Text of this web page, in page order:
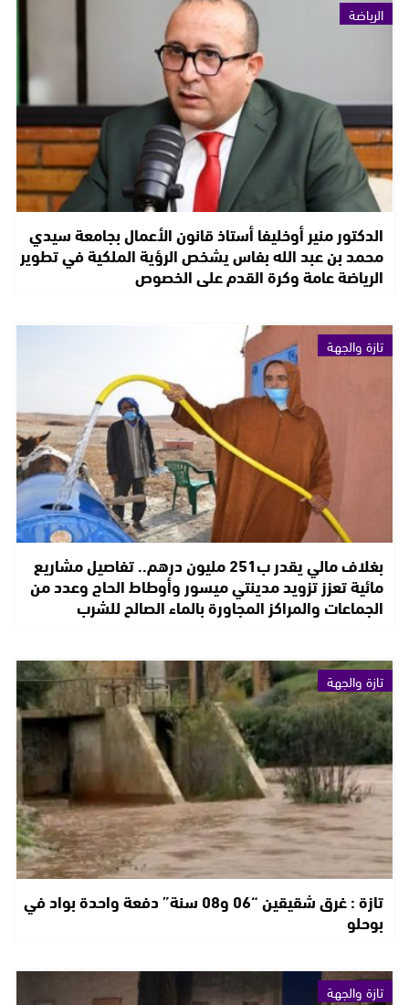
الرياضة
الدكتور منير أوخليفا أستاذ قانون الأعمال بجامعة سيدي
محمد بن عبد الله بفاس يشخص الرؤية الملكية في تطوير
الرياضة عامة وكرة القدم على الخصوص
تازة والجهة
بغلاف مالي يقدر ب251 مليون درهم.. تفاصيل مشاريع
مائية تعزز تزويد مدينتي ميسور وأوطاط الحاج وعدد من
الجماعات والمراكز المجاورة بالماء الصالح للشرب
تازة والجهة
تازة : غرق شقيقين “06 و08 سنة” دفعة واحدة بواد في
بوحلو
تازة والجهة